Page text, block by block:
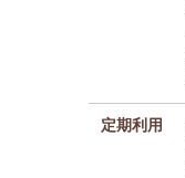
定期利用